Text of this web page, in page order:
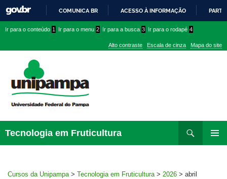
PARA
CONTEÚDO
COMUNICA BR ACESSO À INFORMAÇÃO
conteúdo
menu
superior
menu
Ir para o conteúdo 1 Ir para o menu 2 Ir para a busca 3 Ir para o rodapé 4
Alto contraste Escala de cinza Mapa do site
Tecnologia em Fruticultura
para
Cursos da Unipampa > Tecnologia em Fruticultura > 2026 > abril